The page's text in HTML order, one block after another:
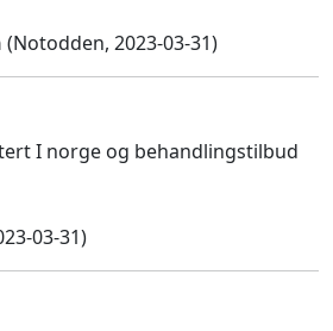
(Notodden, 2023-03-31)
I norge og behandlingstilbud
03-31)